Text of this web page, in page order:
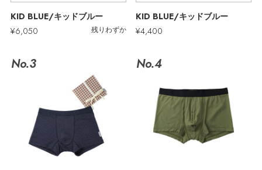
MEN'S パンツ
ウェア
カットソー・Tシャツ
パンツ
すべてのシューズ
サンダル
スニーカー
すべてのバッグ・財布
ショルダーバッグ
ファッション小物
すべてのファッション小物
アクセサリー
お知らせ
よくあるご質問
KID BLUE/キッドブルー
¥6,050
残りわずか
KID BLUE/キッドブルー
¥4,400
No.3 No.4